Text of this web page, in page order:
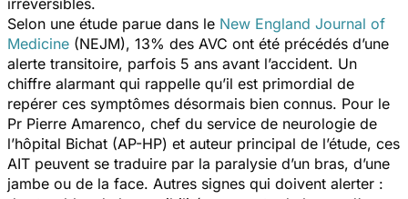
Selon une étude parue dans le New England Journal of
Medicine (NEJM), 13% des AVC ont été précédés d’une
alerte transitoire, parfois 5 ans avant l’accident. Un
chiffre alarmant qui rappelle qu’il est primordial de
repérer ces symptômes désormais bien connus. Pour le
Pr Pierre Amarenco, chef du service de neurologie de
l’hôpital Bichat (AP-HP) et auteur principal de l’étude, ces
AIT peuvent se traduire par la paralysie d’un bras, d’une
jambe ou de la face. Autres signes qui doivent alerter :